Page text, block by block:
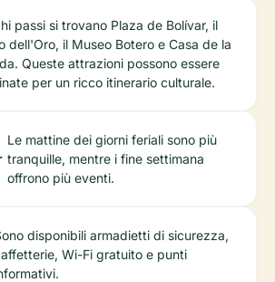
passi si trovano Plaza de Bolívar, il
dell'Oro, il Museo Botero e Casa de la
Queste attrazioni possono essere
per un ricco itinerario culturale.
Le mattine dei giorni feriali sono più
tranquille, mentre i fine settimana
offrono più eventi.
disponibili armadietti di sicurezza,
Wi-Fi gratuito e punti